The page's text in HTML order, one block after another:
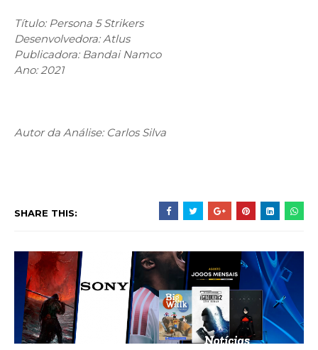
Título: Persona 5 Strikers
Desenvolvedora: Atlus
Publicadora: Bandai Namco
Ano: 2021
Autor da Análise: Carlos Silva
SHARE THIS: